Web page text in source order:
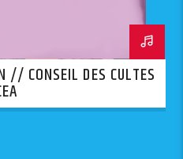
// CONSEIL DES CULTES